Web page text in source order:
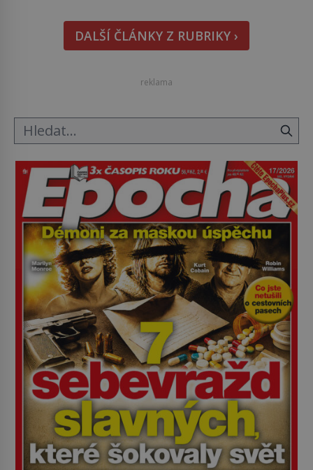
Rudolf Höss (1901–1947), Josef Mengele (1911–
1979) či Heinrich Himmler (1900–1945) zná každý,
o koho se historie jen otřela. Jenže […]
DALŠÍ ČLÁNKY Z RUBRIKY ›
reklama